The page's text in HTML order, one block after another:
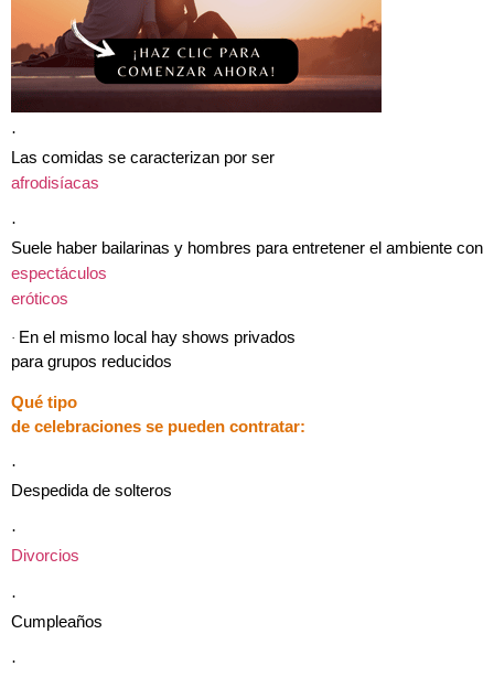
·
Las comidas se caracterizan por ser
afrodisíacas
·
Suele haber bailarinas y hombres para entretener el ambiente con
espectáculos
eróticos
· En el mismo local hay shows privados
para grupos reducidos
Qué tipo
de celebraciones se pueden contratar:
·
Despedida de solteros
·
Divorcios
·
Cumpleaños
·